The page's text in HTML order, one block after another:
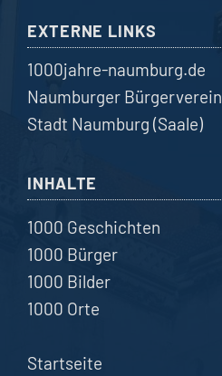
EXTERNE LINKS
1000jahre-naumburg.de
Naumburger Bürgerverein
Stadt Naumburg (Saale)
INHALTE
1000 Geschichten
1000 Bürger
1000 Bilder
1000 Orte
Startseite